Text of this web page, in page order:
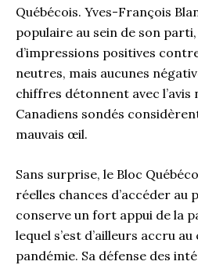
Québécois. Yves-François
populaire au sein de son parti,
d’impressions positives
neutres, mais aucunes
chiffres détonnent avec l’avis
Canadiens sondés
mauvais œil.
Sans surprise, le Bloc
réelles chances d’accéder au
conserve un fort appui de la
lequel s’est d’ailleurs accru
pandémie. Sa défense des